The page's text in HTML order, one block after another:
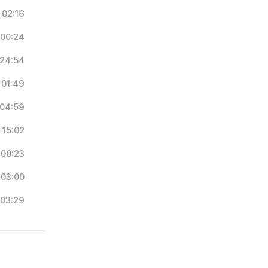
02:16
00:24
24:54
01:49
04:59
15:02
00:23
03:00
03:29